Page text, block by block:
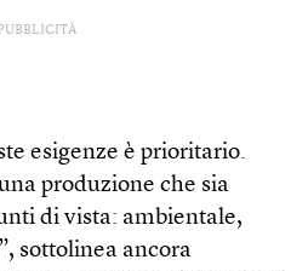
esigenze è prioritario.
produzione che sia
di vista: ambientale,
sottolinea ancora